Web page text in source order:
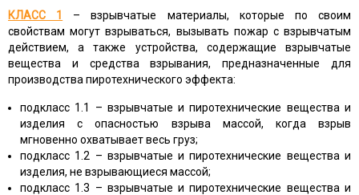
КЛАСС 1
– взрывчатые материалы, которые по своим
свойствам могут взрываться, вызывать пожар с взрывчатым
действием, а также устройства, содержащие взрывчатые
вещества и средства взрывания, предназначенные для
производства пиротехнического эффекта:
подкласс 1.1 – взрывчатые и пиротехнические вещества и
изделия с опасностью взрыва массой, когда взрыв
мгновенно охватывает весь груз;
подкласс 1.2 – взрывчатые и пиротехнические вещества и
изделия, не взрывающиеся массой;
подкласс 1.3 – взрывчатые и пиротехнические вещества и